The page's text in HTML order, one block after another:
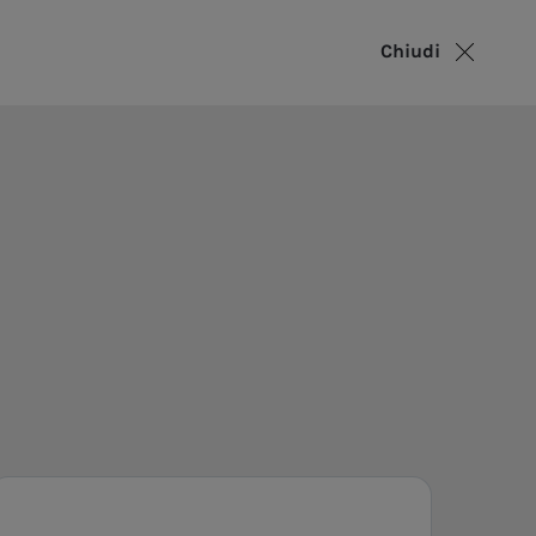
Chiudi